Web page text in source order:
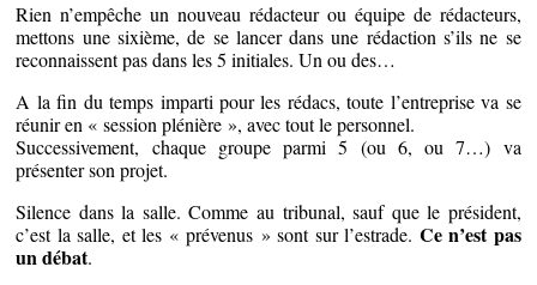
Rien n’empêche un nouveau rédacteur ou équipe de rédacteurs,
mettons une sixième, de se lancer dans une rédaction s’ils ne se
reconnaissent pas dans les 5 initiales. Un ou des…
A la fin du temps imparti pour les rédacs, toute l’entreprise va se
réunir en « session plénière », avec tout le personnel.
Successivement, chaque groupe parmi 5 (ou 6, ou 7…) va
présenter son projet.
Silence dans la salle. Comme au tribunal, sauf que le président,
c’est la salle, et les « prévenus » sont sur l’estrade. Ce n’est pas
un débat.